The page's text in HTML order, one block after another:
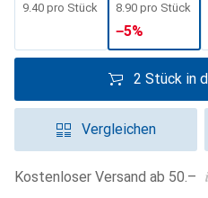
CHF
9.40 pro Stück
CHF
8.90 pro Stück
−5%
2 Stück in
Vergleichen
Kostenloser Versand ab 50.– i